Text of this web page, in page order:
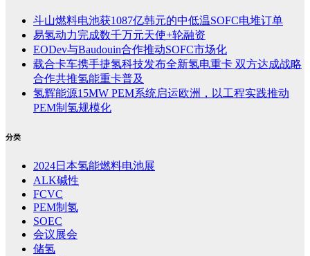
斗山燃料电池获1087亿韩元的中低温SOFC电堆订单
易氢动力完成数千万元天使+轮融资
EODev与Baudouin合作推动SOFC市场化
载合卡车携手捷氢科技发布全新氢电重卡 双方达成战略
合作共推氢能重卡普及
氢辉能源15MW PEM系统启运欧洲，以工程实践推动
PEM制氢规模化
分类
2024日本氢能燃料电池展
ALK碱性
FCVC
PEM制氢
SOEC
会议展会
储氢